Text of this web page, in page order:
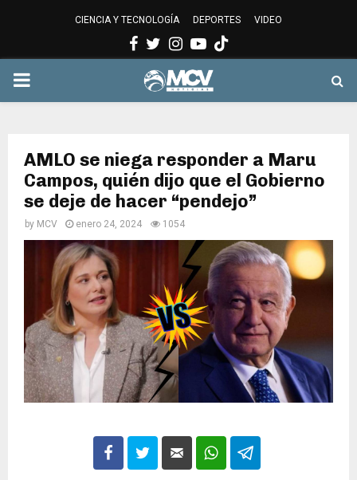
CIENCIA Y TECNOLOGÍA DEPORTES VIDEO
Facebook
Twitter
Instagram
Youtube
PRIMARY
AMLO se niega responder a Maru
Campos, quién dijo que el Gobierno
se deje de hacer “pendejo”
by MCV enero 24, 2024 1054